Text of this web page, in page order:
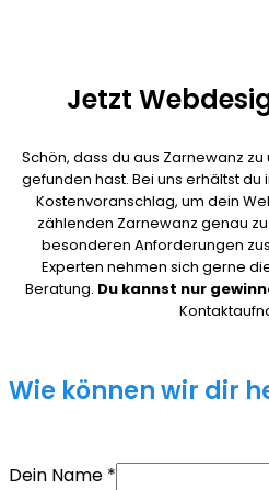
Jetzt
Schön, dass du aus Zarnewanz
gefunden hast. Bei uns erhältst
Kostenvoranschlag, um dein
zählenden Zarnewanz genau
besonderen Anforderungen
Experten nehmen sich gerne
Beratung. Du kannst nur
Wie können wir dir
Dein Name *